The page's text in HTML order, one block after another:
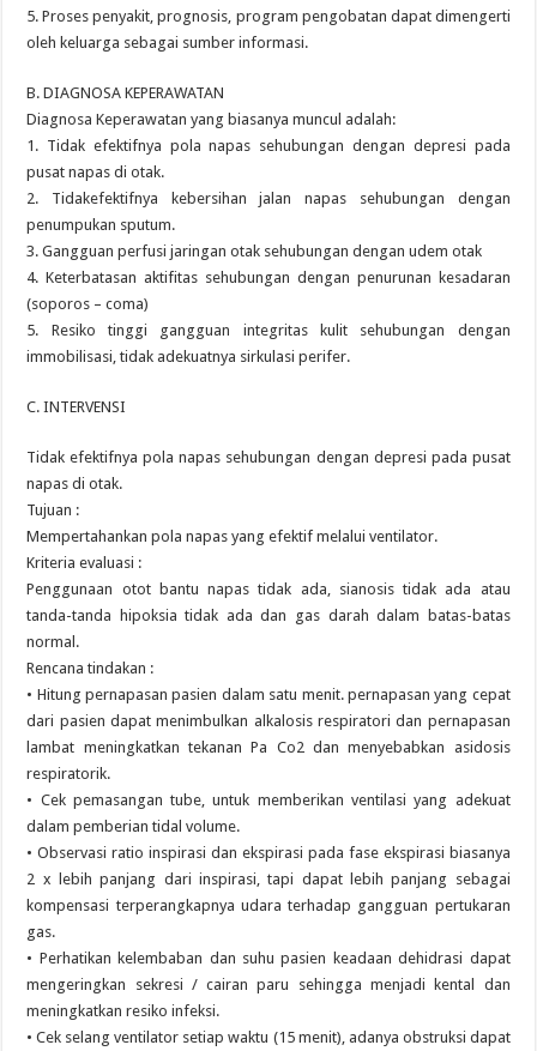
5. Proses penyakit, prognosis, program pengobatan dapat dimengerti
oleh keluarga sebagai sumber informasi.
B. DIAGNOSA KEPERAWATAN
Diagnosa Keperawatan yang biasanya muncul adalah:
1. Tidak efektifnya pola napas sehubungan dengan depresi pada
pusat napas di otak.
2. Tidakefektifnya kebersihan jalan napas sehubungan dengan
penumpukan sputum.
3. Gangguan perfusi jaringan otak sehubungan dengan udem otak
4. Keterbatasan aktifitas sehubungan dengan penurunan kesadaran
(soporos – coma)
5. Resiko tinggi gangguan integritas kulit sehubungan dengan
immobilisasi, tidak adekuatnya sirkulasi perifer.
C. INTERVENSI
Tidak efektifnya pola napas sehubungan dengan depresi pada pusat
napas di otak.
Tujuan :
Mempertahankan pola napas yang efektif melalui ventilator.
Kriteria evaluasi :
Penggunaan otot bantu napas tidak ada, sianosis tidak ada atau
tanda-tanda hipoksia tidak ada dan gas darah dalam batas-batas
normal.
Rencana tindakan :
• Hitung pernapasan pasien dalam satu menit. pernapasan yang cepat
dari pasien dapat menimbulkan alkalosis respiratori dan pernapasan
lambat meningkatkan tekanan Pa Co2 dan menyebabkan asidosis
respiratorik.
• Cek pemasangan tube, untuk memberikan ventilasi yang adekuat
dalam pemberian tidal volume.
• Observasi ratio inspirasi dan ekspirasi pada fase ekspirasi biasanya
2 x lebih panjang dari inspirasi, tapi dapat lebih panjang sebagai
kompensasi terperangkapnya udara terhadap gangguan pertukaran
gas.
• Perhatikan kelembaban dan suhu pasien keadaan dehidrasi dapat
mengeringkan sekresi / cairan paru sehingga menjadi kental dan
meningkatkan resiko infeksi.
• Cek selang ventilator setiap waktu (15 menit), adanya obstruksi dapat